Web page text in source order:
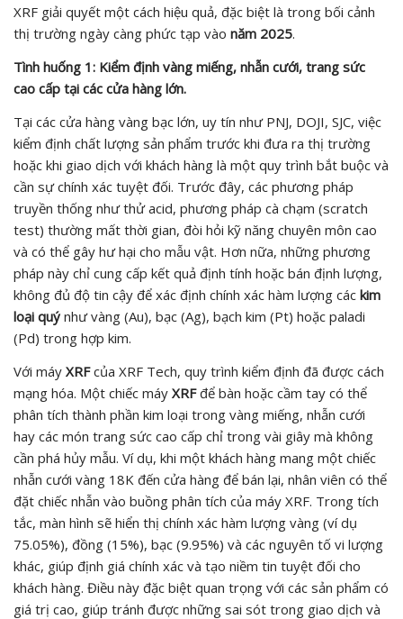
XRF giải quyết một cách hiệu quả, đặc biệt là trong bối cảnh
thị trường ngày càng phức tạp vào năm 2025.
Tình huống 1: Kiểm định vàng miếng, nhẫn cưới, trang sức
cao cấp tại các cửa hàng lớn.
Tại các cửa hàng vàng bạc lớn, uy tín như PNJ, DOJI, SJC, việc
kiểm định chất lượng sản phẩm trước khi đưa ra thị trường
hoặc khi giao dịch với khách hàng là một quy trình bắt buộc và
cần sự chính xác tuyệt đối. Trước đây, các phương pháp
truyền thống như thử acid, phương pháp cà chạm (scratch
test) thường mất thời gian, đòi hỏi kỹ năng chuyên môn cao
và có thể gây hư hại cho mẫu vật. Hơn nữa, những phương
pháp này chỉ cung cấp kết quả định tính hoặc bán định lượng,
không đủ độ tin cậy để xác định chính xác hàm lượng các kim
loại quý như vàng (Au), bạc (Ag), bạch kim (Pt) hoặc paladi
(Pd) trong hợp kim.
Với máy XRFcủa XRF Tech, quy trình kiểm định đã được cách
mạng hóa. Một chiếc máy XRFđể bàn hoặc cầm tay có thể
phân tích thành phần kim loại trong vàng miếng, nhẫn cưới
hay các món trang sức cao cấp chỉ trong vài giây mà không
cần phá hủy mẫu. Ví dụ, khi một khách hàng mang một chiếc
nhẫn cưới vàng 18K đến cửa hàng để bán lại, nhân viên có thể
đặt chiếc nhẫn vào buồng phân tích của máy XRF. Trong tích
tắc, màn hình sẽ hiển thị chính xác hàm lượng vàng (ví dụ
75.05%), đồng (15%), bạc (9.95%) và các nguyên tố vi lượng
khác, giúp định giá chính xác và tạo niềm tin tuyệt đối cho
khách hàng. Điều này đặc biệt quan trọng với các sản phẩm có
giá trị cao, giúp tránh được những sai sót trong giao dịch và